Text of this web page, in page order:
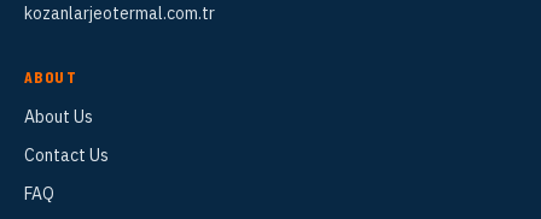
kozanlarjeotermal.com.tr
ABOUT
About Us
Contact Us
FAQ